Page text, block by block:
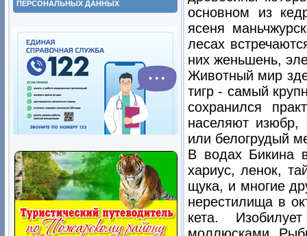
ПЕРСОНАЛЬНЫХ ДАННЫХ
основном из
ясеня
лесах
них женьшень,
Животный мир
тигр - самый
сохранился
населяют изюбр,
или белогрудый
В водах Бикина
хариус, ленок,
щука, и многие
нерестилища в
кета.